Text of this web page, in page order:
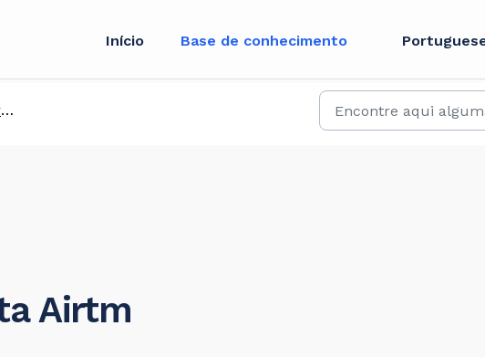
Início Base de conhecimento
Airtm